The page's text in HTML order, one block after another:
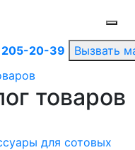
205-20-39
Вызвать
товаров
для сотовых